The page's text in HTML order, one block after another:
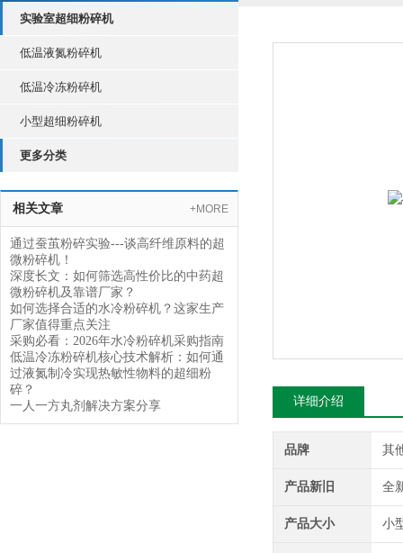
实验室超细粉碎机
低温液氮粉碎机
低温冷冻粉碎机
小型超细粉碎机
更多分类
相关文章 +MORE
通过蚕茧粉碎实验---谈高纤维原料的超
微粉碎机！
深度长文：如何筛选高性价比的中药超
微粉碎机及靠谱厂家？
如何选择合适的水冷粉碎机？这家生产
厂家值得重点关注
采购必看：2026年水冷粉碎机采购指南
低温冷冻粉碎机核心技术解析：如何通
过液氮制冷实现热敏性物料的超细粉
碎？
一人一方丸剂解决方案分享
详细介绍
品牌 其
产品新旧 全
产品大小 小